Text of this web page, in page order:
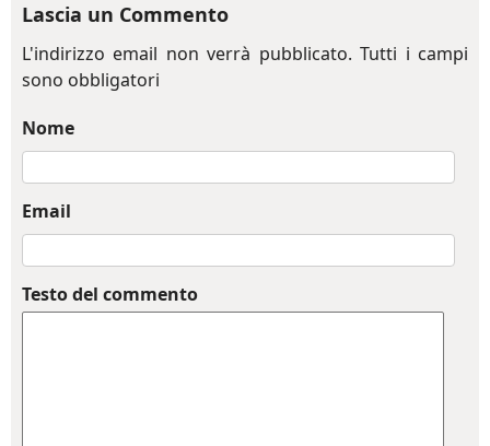
Lascia un Commento
L'indirizzo email non verrà pubblicato. Tutti i campi
sono obbligatori
Nome
Email
Testo del commento